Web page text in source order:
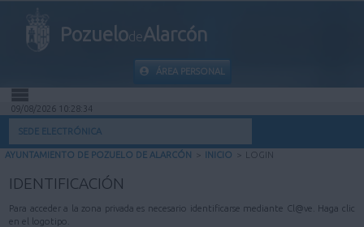
PozuelodeAlarcón
ÁREA PERSONAL
INICIO
MI CARPETA
09/08/2026 10:28:34
SEDE ELECTRÓNICA
AYUNTAMIENTO DE POZUELO DE ALARCÓN > INICIO > LOGIN
IDENTIFICACIÓN
Para acceder a la zona privada es necesario identificarse mediante Cl@ve. Haga clic
en el logotipo.